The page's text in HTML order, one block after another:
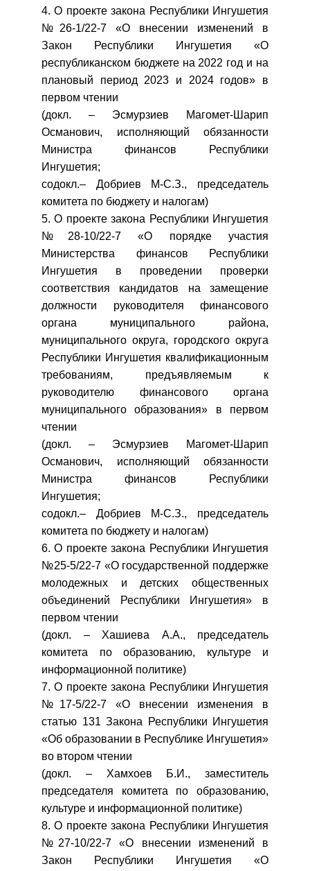
4. О проекте закона Республики Ингушетия
№26-1/22-7 «О внесении изменений в
Закон Республики Ингушетия «О
республиканском бюджете на 2022 год и на
плановый период 2023 и 2024 годов» в
первом чтении
(докл. – Эсмурзиев Магомет-Шарип
Османович, исполняющий обязанности
Министра финансов Республики
Ингушетия;
содокл.– Добриев М-С.З., председатель
комитета по бюджету и налогам)
5. О проекте закона Республики Ингушетия
№28-10/22-7 «О порядке участия
Министерства финансов Республики
Ингушетия в проведении проверки
соответствия кандидатов на замещение
должности руководителя финансового
органа муниципального района,
муниципального округа, городского округа
Республики Ингушетия квалификационным
требованиям, предъявляемым к
руководителю финансового органа
муниципального образования» в первом
чтении
(докл. – Эсмурзиев Магомет-Шарип
Османович, исполняющий обязанности
Министра финансов Республики
Ингушетия;
содокл.– Добриев М-С.З., председатель
комитета по бюджету и налогам)
6. О проекте закона Республики Ингушетия
№25-5/22-7 «О государственной поддержке
молодежных и детских общественных
объединений Республики Ингушетия» в
первом чтении
(докл. – Хашиева А.А., председатель
комитета по образованию, культуре и
информационной политике)
7. О проекте закона Республики Ингушетия
№17-5/22-7 «О внесении изменения в
статью 131 Закона Республики Ингушетия
«Об образовании в Республике Ингушетия»
во втором чтении
(докл. – Хамхоев Б.И., заместитель
председателя комитета по образованию,
культуре и информационной политике)
8. О проекте закона Республики Ингушетия
№27-10/22-7 «О внесении изменений в
Закон Республики Ингушетия «О